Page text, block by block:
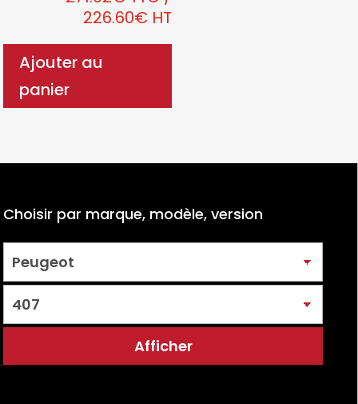
226.60€ HT
Ajouter au
panier
Choisir par marque, modèle, version